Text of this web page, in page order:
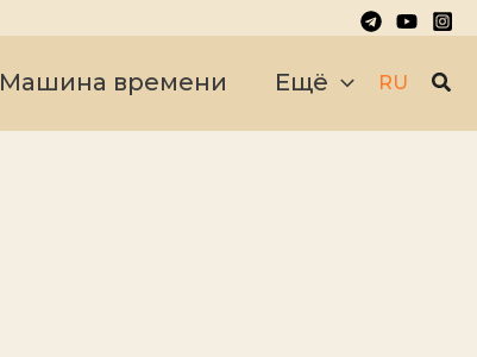
Машина времени Ещё RU